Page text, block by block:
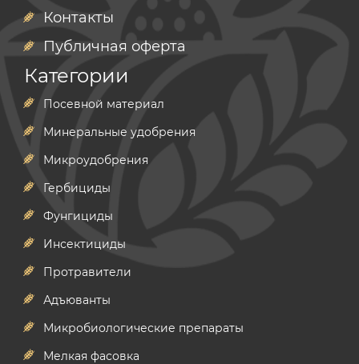
Контакты
Публичная оферта
Категории
Посевной материал
Минеральные удобрения
Микроудобрения
Гербициды
Фунгициды
Инсектициды
Протравители
Адъюванты
Микробиологические препараты
Мелкая фасовка